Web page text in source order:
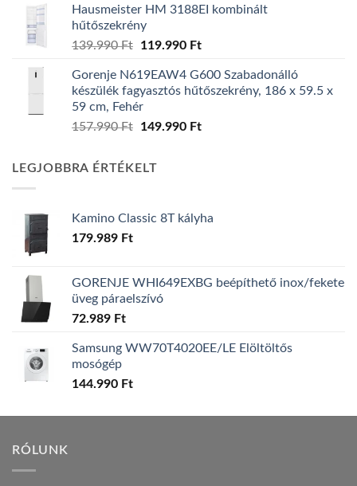
was:
139.990 Ft.
is:
Hausmeister HM 3188EI kombinált
hűtőszekrény
139.990Ft
Original
was:
139.990 Ft.
119.990 FtCurrent
is:
119.990 Ft.
Gorenje N619EAW4 G600 Szabadonálló
készülék fagyasztós hűtőszekrény, 186 x 59.5 x
59 cm, Fehér
157.990Ft
Original
157.990 Ft.
149.990 FtCurrent
LEGJOBBRA ÉRTÉKELT
Kamino Classic 8T kályha
179.989 Ft
GORENJE WHI649EXBG beépíthető inox/fekete
üveg páraelszívó
72.989 Ft
Samsung WW70T4020EE/LE Elöltöltős
mosógép
144.990 Ft
RÓLUNK